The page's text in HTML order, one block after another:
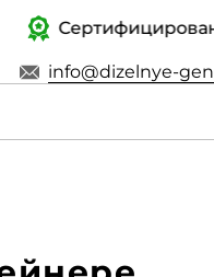
info@dizelnye-